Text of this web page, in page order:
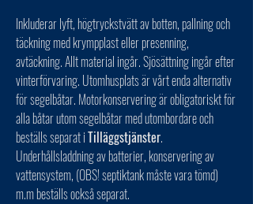
Inkluderar lyft, högtryckstvätt av botten, pallning och
täckning med krympplast eller presenning,
avtäckning. Allt material ingår. Sjösättning ingår efter
vinterförvaring. Utomhusplats är vårt enda alternativ
för segelbåtar. Motorkonservering är obligatoriskt för
alla båtar utom segelbåtar med utombordare och
beställs separat iTilläggstjänster.
Underhållsladdning av batterier, konservering av
vattensystem, (OBS! septiktank måste vara tömd)
m.m beställs också separat.